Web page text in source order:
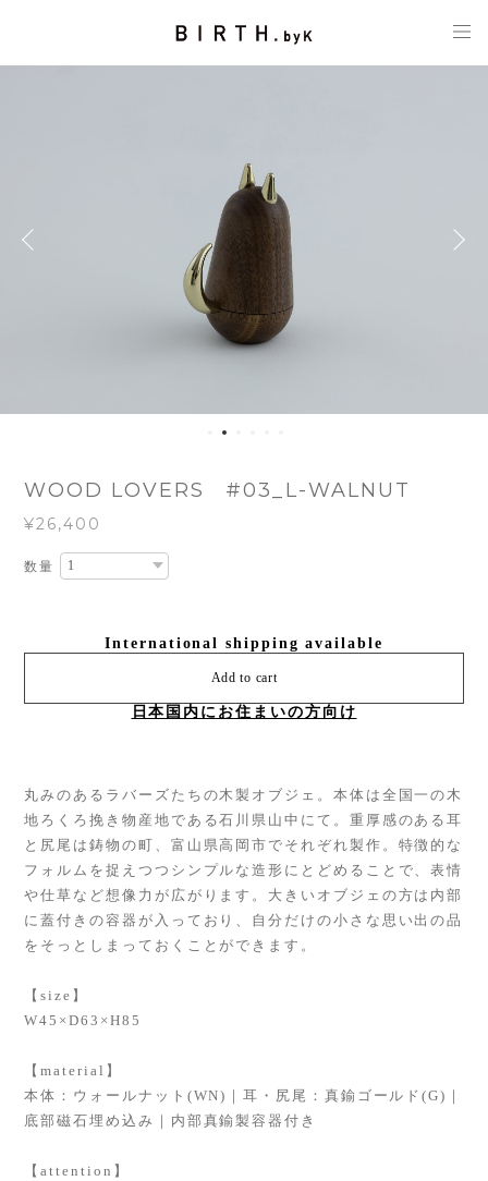
WOOD LOVERS #03_L-WALNUT
¥26,400
数量
International shipping available
Add to cart
日本国内にお住まいの方向け
丸みのあるラバーズたちの木製オブジェ。本体は全国一の木
地ろくろ挽き物産地である石川県山中にて。重厚感のある耳
と尻尾は鋳物の町、富山県高岡市でそれぞれ製作。特徴的な
フォルムを捉えつつシンプルな造形にとどめることで、表情
や仕草など想像力が広がります。大きいオブジェの方は内部
に蓋付きの容器が入っており、自分だけの小さな思い出の品
をそっとしまっておくことができます。
【size】
W45×D63×H85
【material】
本体：ウォールナット(WN)｜耳・尻尾：真鍮ゴールド(G)｜
底部磁石埋め込み｜内部真鍮製容器付き
【attention】